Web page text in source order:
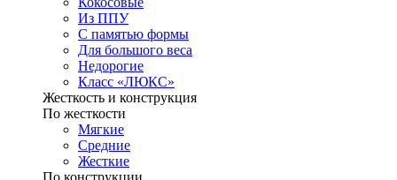
Из ППУ
С памятью формы
Для большого веса
Недорогие
Класс «ЛЮКС»
Жесткость и конструкция
По жесткости
Мягкие
Средние
Жесткие